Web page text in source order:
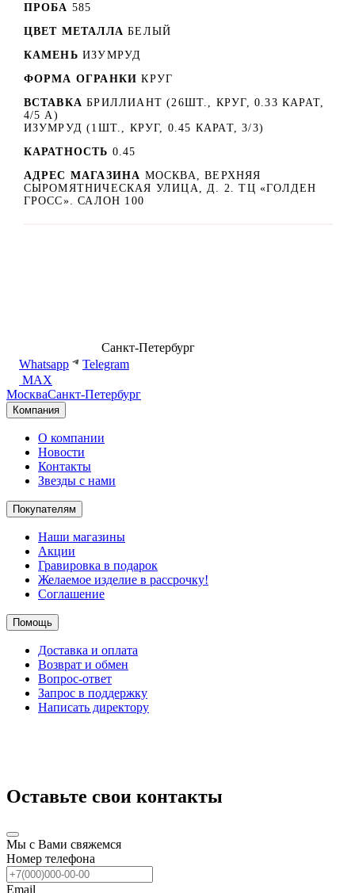
ПРОБА 585
ЦВЕТ МЕТАЛЛА БЕЛЫЙ
КАМЕНЬ ИЗУМРУД
ФОРМА ОГРАНКИ КРУГ
ВСТАВКА БРИЛЛИАНТ (26ШТ., КРУГ, 0.33 КАРАТ,
4/5 А)
ИЗУМРУД (1ШТ., КРУГ, 0.45 КАРАТ, 3/3)
КАРАТНОСТЬ 0.45
АДРЕС МАГАЗИНА МОСКВА, ВЕРХНЯЯ
СЫРОМЯТНИЧЕСКАЯ УЛИЦА, Д. 2. ТЦ «ГОЛДЕН
ГРОСС». САЛОН 100
Санкт-Петербург
Whatsapp
Telegram
MAX
МоскваСанкт-Петербург
Компания
О компании
Новости
Контакты
Звезды с нами
Покупателям
Наши магазины
Акции
Гравировка в подарок
Желаемое изделие в рассрочку!
Соглашение
Помощь
Доставка и оплата
Возврат и обмен
Вопрос-ответ
Запрос в поддержку
Написать директору
Оставьте свои контакты
Мы с Вами свяжемся
Номер телефона
Email